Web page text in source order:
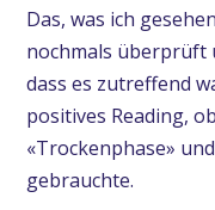
Das, was ich
nochmals überprüft
dass es zutreffend
positives Reading,
«Trockenphase»
gebrauchte.